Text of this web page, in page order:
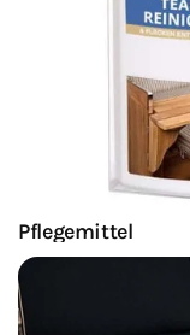
Pflegemittel